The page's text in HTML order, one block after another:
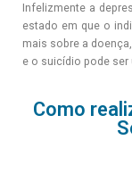
Infelizmente a
estado em que o
mais sobre a
e o suicídio pode ser
Como